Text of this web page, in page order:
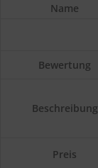
Name
Bewertung
Beschreibung
Preis